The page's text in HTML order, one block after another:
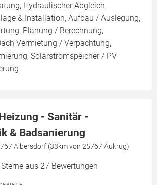
Hydraulischer Abgleich,
& Installation, Aufbau / Auslegung,
Planung / Berechnung,
Vermietung / Verpachtung,
Solarstromspeicher / PV
- Sanitär -
& Badsanierung
Albersdorf (33km von 25767 Aukrug)
Sterne aus 27 Bewertungen